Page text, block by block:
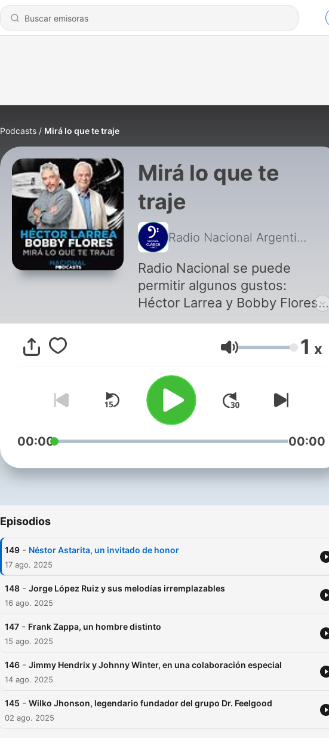
Podcasts Mirá lo que te traje
Mirá lo que te
traje
Radio Nacional Argentina
Radio Nacional se puede
permitir algunos gustos:
Héctor Larrea y Bobby Flores
se juntan cada semana para
compartir anécdotas y
experiencias a través de la
música.
Volumen 1 x
00:00 00:00
Episodios
149 - Néstor Astarita, un invitado de honor
17 ago. 2025
148 - Jorge López Ruiz y sus melodías irremplazables
16 ago. 2025
147 - Frank Zappa, un hombre distinto
15 ago. 2025
146 - Jimmy Hendrix y Johnny Winter, en una colaboración especial
14 ago. 2025
145 - Wilko Jhonson, legendario fundador del grupo Dr. Feelgood
02 ago. 2025